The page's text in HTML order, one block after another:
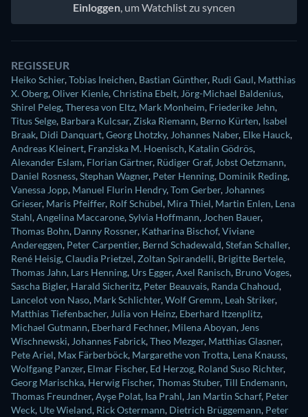
Einloggen, um Watchlist zu syncen
REGISSEUR
Heiko Schier,Tobias Ineichen, Bastian Günther, Rudi Gaul, Matthias
X. Oberg,Oliver Kienle,Christina Ebelt, Jörg-Michael Baldenius,
Shirel Peleg,Theresa von Eltz, Mark Monheim, Friederike Jehn,
Titus Selge, Barbara Kulcsar, Ziska Riemann, Berno Kürten, Isabel
Braak, Didi Danquart,Georg Lhotzky, Johannes Naber, Elke Hauck,
Andreas Kleinert, Franziska M. Hoenisch, Katalin Gödrös,
Alexander Eslam, Florian Gärtner, Rüdiger Graf, Jobst Oetzmann,
Daniel Rosness,Stephan Wagner, Peter Henning, Dominik Reding,
Vanessa Jopp, Manuel Flurin Hendry,Tom Gerber, Johannes
Grieser, Maris Pfeiffer, Rolf Schübel, Mira Thiel, Martin Enlen, Lena
Stahl,Angelina Maccarone,Sylvia Hoffmann, Jochen Bauer,
Thomas Bohn, Danny Rossner, Katharina Bischof,Viviane
Andereggen, Peter Carpentier, Bernd Schadewald,Stefan Schaller,
René Heisig,Claudia Prietzel, Zoltan Spirandelli, Brigitte Bertele,
Thomas Jahn, Lars Henning, Urs Egger,Axel Ranisch, Bruno Voges,
Sascha Bigler, Harald Sicheritz, Peter Beauvais, Randa Chahoud,
Lancelot von Naso, Mark Schlichter,Wolf Gremm, Leah Striker,
Matthias Tiefenbacher, Julia von Heinz, Eberhard Itzenplitz,
Michael Gutmann, Eberhard Fechner, Milena Aboyan, Jens
Wischnewski, Johannes Fabrick,Theo Mezger, Matthias Glasner,
Pete Ariel, Max Färberböck, Margarethe von Trotta, Lena Knauss,
Wolfgang Panzer, Elmar Fischer, Ed Herzog, Roland Suso Richter,
Georg Marischka, Herwig Fischer,Thomas Stuber,Till Endemann,
Thomas Freundner,Ayşe Polat, Isa Prahl, Jan Martin Scharf, Peter
Weck, Ute Wieland, Rick Ostermann, Dietrich Brüggemann, Peter